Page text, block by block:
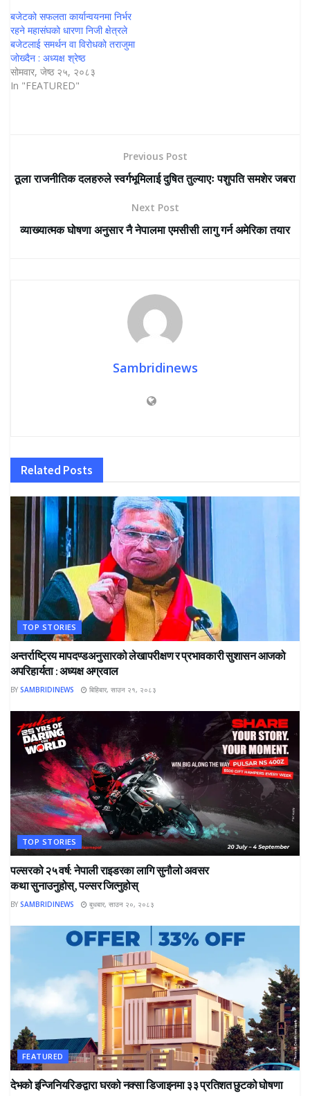
बजेटको सफलता कार्यान्वयनमा निर्भर
रहने महासंघको धारणा निजी क्षेत्रले
बजेटलाई समर्थन वा विरोधको तराजुमा
जोख्दैन : अध्यक्ष श्रेष्ठ
सोमवार, जेष्ठ २५, २०८३
In "FEATURED"
Previous Post
ठूला राजनीतिक दलहरुले स्वर्गभूमिलाई दुषित तुल्याएः पशुपति समशेर जबरा
Next Post
व्याख्यात्मक घोषणा अनुसार नै नेपालमा एमसीसी लागु गर्न अमेरिका तयार
Sambridinews
Related Posts
TOP STORIES
अन्तर्राष्ट्रिय मापदण्डअनुसारको लेखापरीक्षण र प्रभावकारी सुशासन आजको
अपरिहार्यता : अध्यक्ष अग्रवाल
BY SAMBRIDINEWS बिहिबार, साउन २१, २०८३
TOP STORIES
पल्सरको २५ वर्ष: नेपाली राइडरका लागि सुनौलो अवसर
कथा सुनाउनुहोस्, पल्सर जित्नुहोस्
BY SAMBRIDINEWS बुधबार, साउन २०, २०८३
FEATURED
देभको इन्जिनियरिङद्वारा घरको नक्सा डिजाइनमा ३३ प्रतिशत छुटको घोषणा